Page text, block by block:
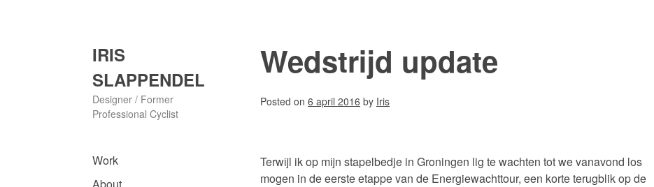
IRIS
SLAPPENDEL
Designer / Former
Professional Cyclist
Work
Wedstrijd update
Posted on 6 april 2016 by Iris
Terwijl ik op mijn stapelbedje in Groningen lig te wachten tot we vanavond los
mogen in de eerste etappe van de Energiewachttour, een korte terugblik op de